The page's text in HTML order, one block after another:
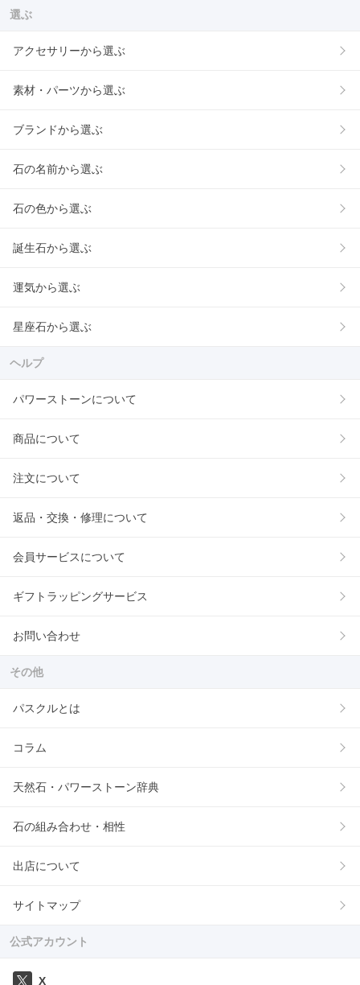
選ぶ
アクセサリーから選ぶ
素材・パーツから選ぶ
ブランドから選ぶ
石の名前から選ぶ
石の色から選ぶ
誕生石から選ぶ
運気から選ぶ
星座石から選ぶ
ヘルプ
パワーストーンについて
商品について
注文について
返品・交換・修理について
会員サービスについて
ギフトラッピングサービス
お問い合わせ
その他
パスクルとは
コラム
天然石・パワーストーン辞典
石の組み合わせ・相性
出店について
サイトマップ
公式アカウント
X